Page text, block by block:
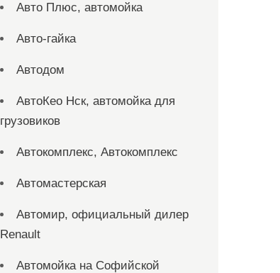
Авто Плюс, автомойка
Авто-гайка
Автодом
АвтоКео Нск, автомойка для
грузовиков
Автокомплекс, Автокомплекс
Автомастерская
Автомир, официальный дилер
Renault
Автомойка на Софийской